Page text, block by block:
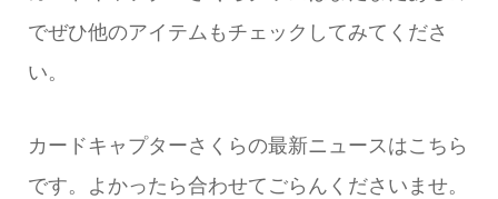
でぜひ他のアイテムもチェックしてみてくださ
い。
カードキャプターさくらの最新ニュースはこちら
です。よかったら合わせてごらんくださいませ。